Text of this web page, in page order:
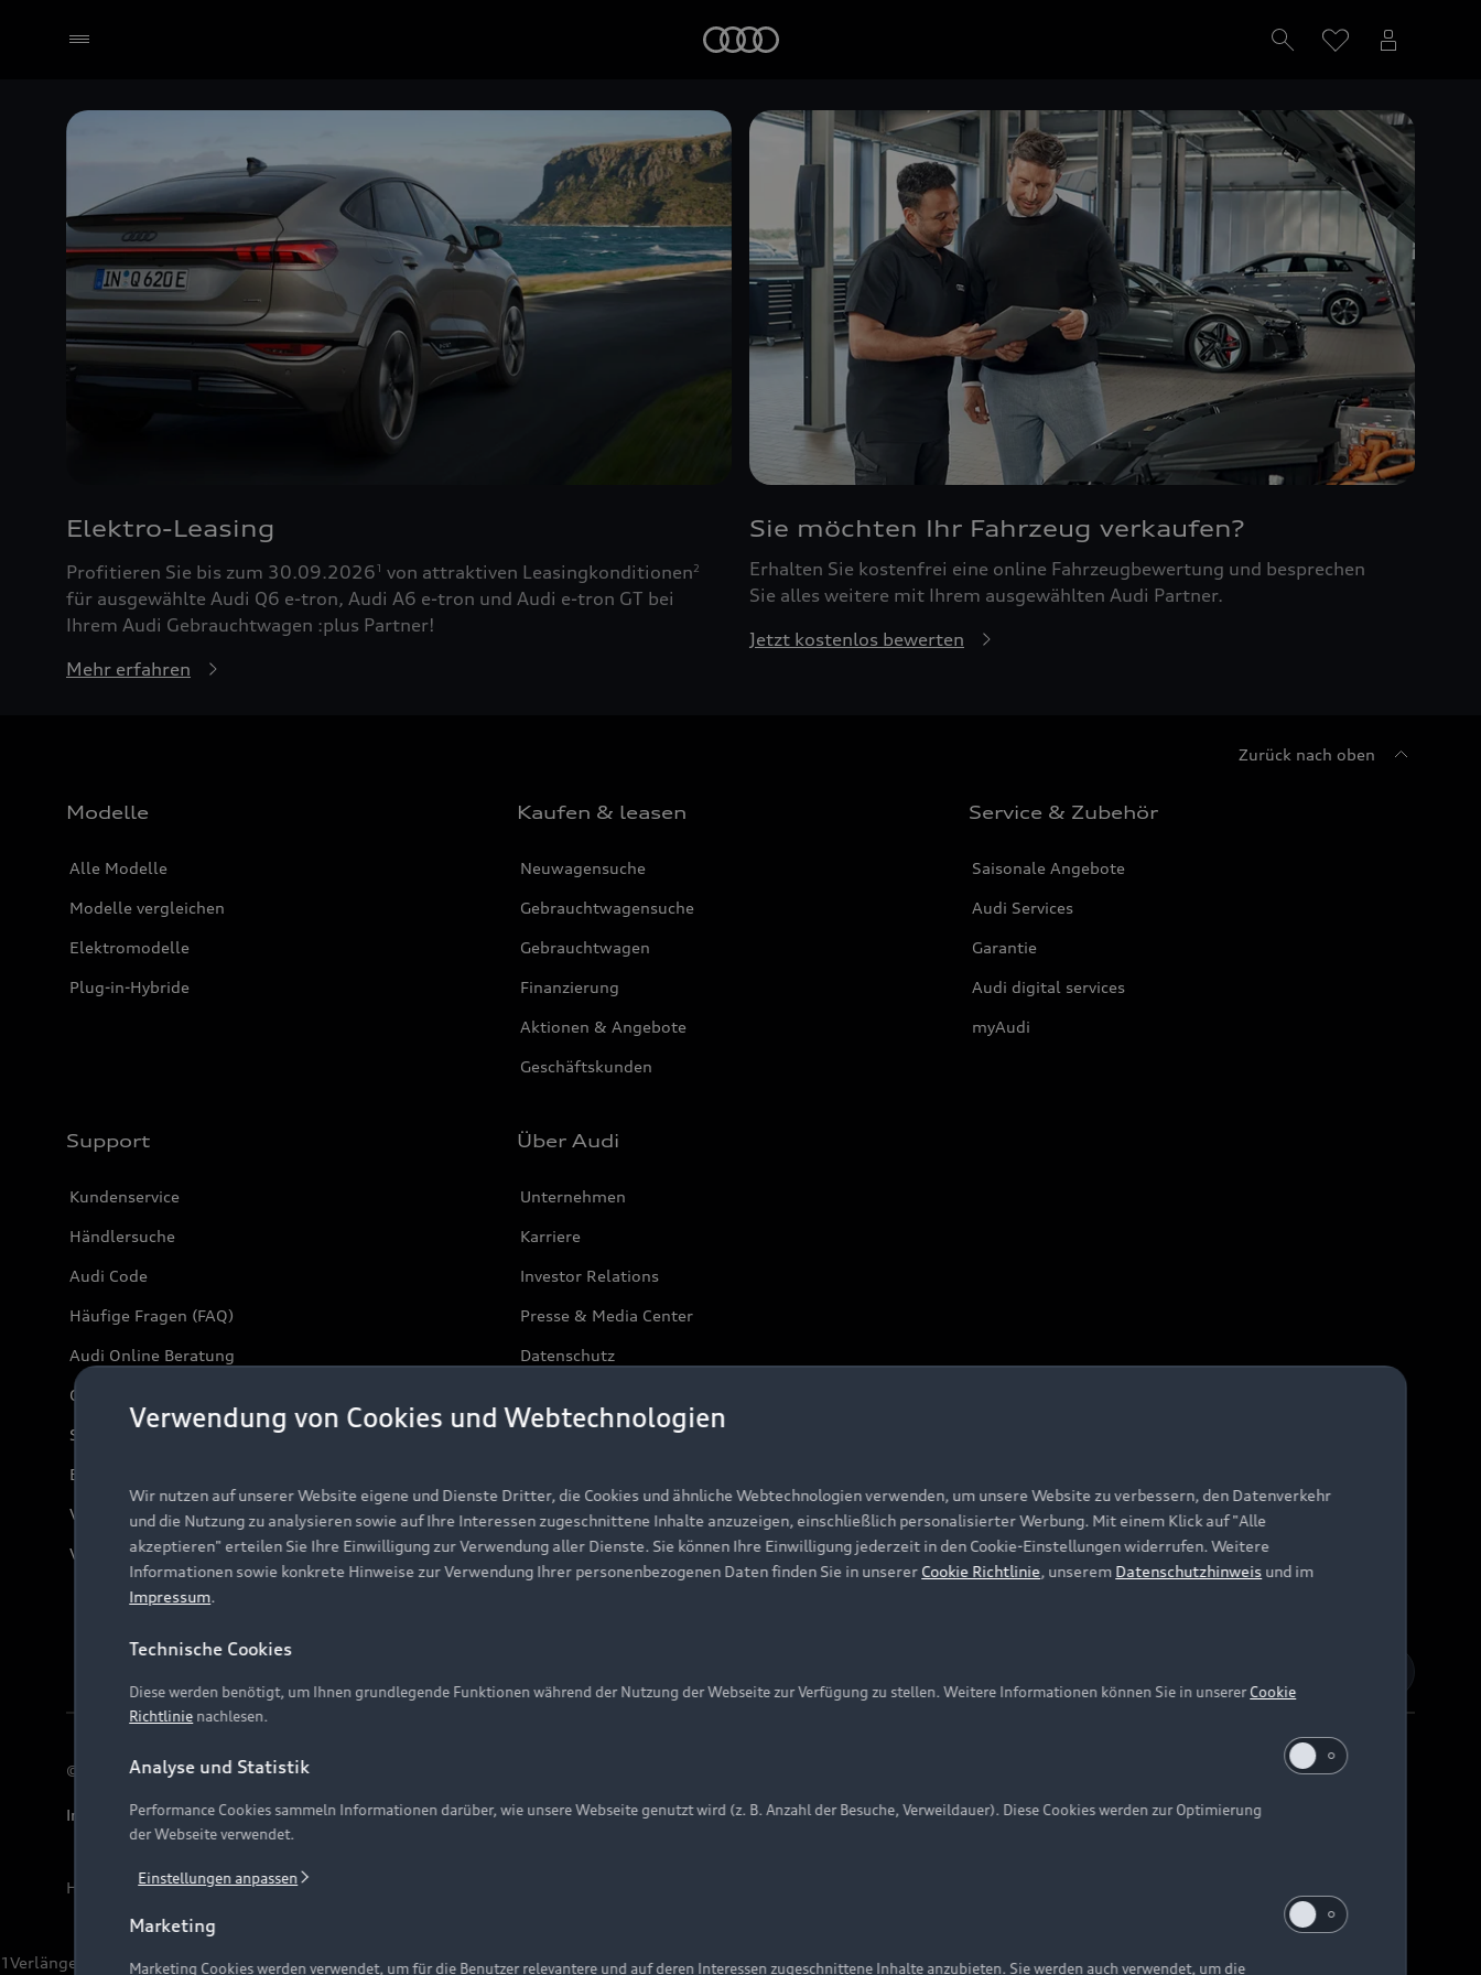
Elektro-Leasing
Profitieren Sie bis zum 30.09.20261 von attraktiven Leasingkonditionen2
für ausgewählte Audi Q6 e-tron, Audi A6 e-tron und Audi e-tron GT bei
Ihrem Audi Gebrauchtwagen :plus Partner!
Mehr erfahren
Sie möchten Ihr Fahrzeug verkaufen?
Erhalten Sie kostenfrei eine online Fahrzeugbewertung und besprechen
Sie alles weitere mit Ihrem ausgewählten Audi Partner.
Jetzt kostenlos bewerten
Zurück nach oben
Modelle
Alle Modelle
Modelle vergleichen
Elektromodelle
Plug-in-Hybride
Kaufen & leasen
Neuwagensuche
Gebrauchtwagensuche
Gebrauchtwagen
Finanzierung
Aktionen & Angebote
Geschäftskunden
Service & Zubehör
Saisonale Angebote
Audi Services
Garantie
Audi digital services
myAudi
Support
Kundenservice
Händlersuche
Audi Code
Häufige Fragen (FAQ)
Audi Online Beratung
Online-Terminvereinbarung
Servicekontakt
Bordbuch & Bedienungsanleitungen
Verträge kündigen
Vertrag widerrufen
Über Audi
Unternehmen
Karriere
Investor Relations
Presse & Media Center
Datenschutz
© 2026 AUDI AG. Alle Rechte vorbehalten
Impressum Rechtliches Hinweisgebersystem Datenschutzinformation Cookie-Einstellungen Cookie-Richtlinie Barrierefreiheit Digital Services Act
Hinweis: Die aktuelle Darstellung und Anordnung der Embleme am Fahrzeug bei allen Abbildungen auf dieser Webseite kann abweichen.
1Verlängerung vorbehalten.
Verwendung von Cookies und Webtechnologien
Wir nutzen auf unserer Website eigene und Dienste Dritter, die Cookies und ähnliche Webtechnologien verwenden, um unsere Website zu verbessern, den Datenverkehr
und die Nutzung zu analysieren sowie auf Ihre Interessen zugeschnittene Inhalte anzuzeigen, einschließlich personalisierter Werbung. Mit einem Klick auf "Alle
akzeptieren" erteilen Sie Ihre Einwilligung zur Verwendung aller Dienste. Sie können Ihre Einwilligung jederzeit in den Cookie-Einstellungen widerrufen. Weitere
Informationen sowie konkrete Hinweise zur Verwendung Ihrer personenbezogenen Daten finden Sie in unserer Cookie Richtlinie, unserem Datenschutzhinweis und im
Impressum.
Technische Cookies
Diese werden benötigt, um Ihnen grundlegende Funktionen während der Nutzung der Webseite zur Verfügung zu stellen. Weitere Informationen können Sie in unsererCookie
Richtlinie nachlesen.
Analyse und Statistik
Performance Cookies sammeln Informationen darüber, wie unsere Webseite genutzt wird (z. B. Anzahl der Besuche, Verweildauer). Diese Cookies werden zur Optimierung
der Webseite verwendet.
Einstellungen anpassen
Marketing
Marketing Cookies werden verwendet, um für die Benutzer relevantere und auf deren Interessen zugeschnittene Inhalte anzubieten. Sie werden auch verwendet, um die